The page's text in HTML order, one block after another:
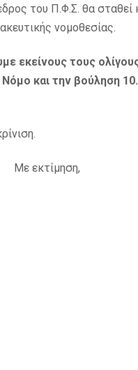
του Π.Φ.Σ. θα σταθεί
νομοθεσίας.
εκείνους τους
και την βούληση
Με εκτίμηση,
Γεν.